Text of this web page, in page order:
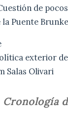
de
Puente
exterior
Salas Olivari
Cronología